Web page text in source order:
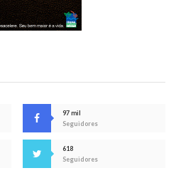
97 mil
Seguidores
618
Seguidores